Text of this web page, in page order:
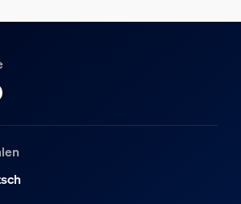
und -gewicht